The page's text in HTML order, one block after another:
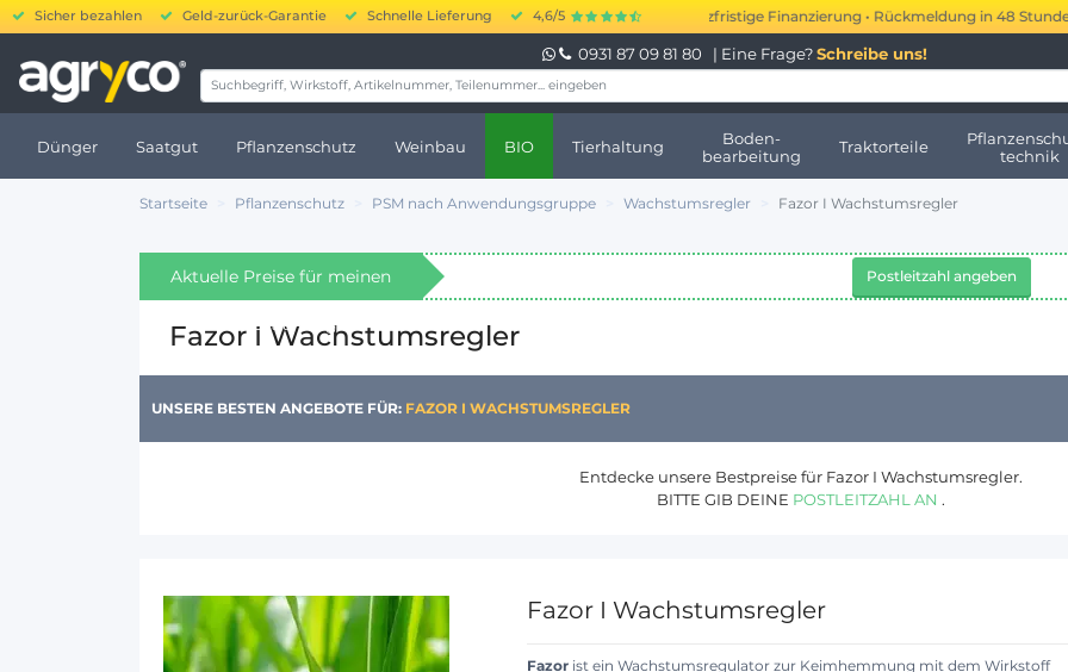
Sicher bezahlen Geld-zurück-Garantie Schnelle Lieferung 4,6/5
20.000 bis 250.000 € kurzfristige Finanzierung • Rückmeldung in 48 Stunden •
0931 87 09 81 80 | Eine Frage? Schreibe uns!
Dünger Saatgut Pflanzenschutz Weinbau BIO Tierhaltung
Boden-
bearbeitung
Traktorteile
technik
Startseite Pflanzenschutz PSM nach Anwendungsgruppe Wachstumsregler Fazor I Wachstumsregler
Aktuelle Preise für meinen
Standort anzeigen
Postleitzahl angeben
Fazor I Wachstumsregler
UNSERE BESTEN ANGEBOTE FÜR: FAZOR I WACHSTUMSREGLER
Entdecke unsere Bestpreise für Fazor I Wachstumsregler.
BITTE GIB DEINE POSTLEITZAHL AN .
Fazor I Wachstumsregler
Fazor ist ein Wachstumsregulator zur Keimhemmung mit dem Wirkstoff